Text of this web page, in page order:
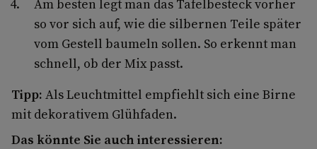
Am besten legt man das Tafelbesteck vorher
so vor sich auf, wie die silbernen Teile später
vom Gestell baumeln sollen. So erkennt man
schnell, ob der Mix passt.
Tipp: Als Leuchtmittel empfiehlt sich eine Birne
mit dekorativem Glühfaden.
Das könnte Sie auch interessieren: